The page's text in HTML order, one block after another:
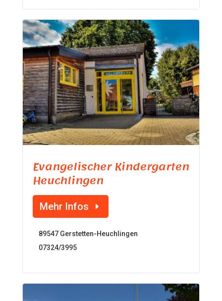
Evangelischer Kindergarten
Heuchlingen
Mehr Infos
89547 Gerstetten-Heuchlingen
07324/3995